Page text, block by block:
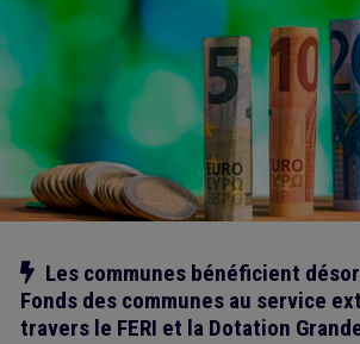
Notre action
Les communes bénéficient
Fonds des communes au service
travers le FERI et la Dotation